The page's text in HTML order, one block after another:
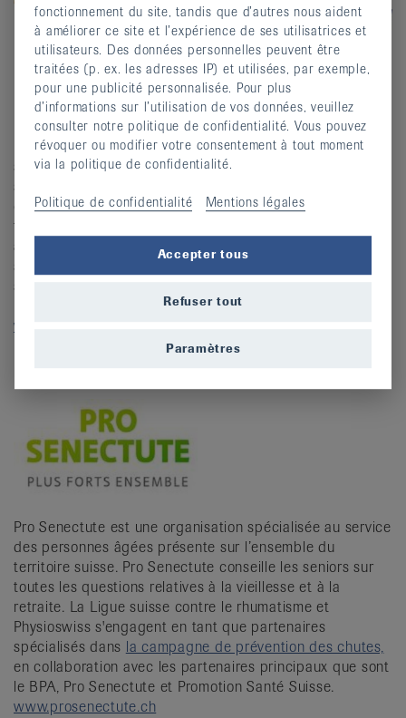
La physiothérapie améliore la qualité de vie des
patient·e·s et vise à éliminer les dysfonctionnements et
les douleurs physiques. Elle intervient dans le traitement,
la rééducation, la prévention, dans la promotion de la
santé et le traitement palliatif. Physioswiss, l’Association
suisse de physiothérapie, représente les intérêts de près
de 10°000 membres. Pour la population, elle oeuvre à
façonner l’avenir du système de santé, en collaboration
avec 16 associations cantonales et régionales. La Ligue
suisse contre le rhumatisme et Physioswiss se
soutiennent mutuellement à travers leurs activités et les
manifestations qu’elles organisent.
www.physioswiss.ch
Pro Senectute est une organisation spécialisée au service
des personnes âgées présente sur l’ensemble du
territoire suisse. Pro Senectute conseille les seniors sur
toutes les questions relatives à la vieillesse et à la
retraite. La Ligue suisse contre le rhumatisme et
Physioswiss s'engagent en tant que partenaires
spécialisés dans la campagne de prévention des chutes,
en collaboration avec les partenaires principaux que sont
le BPA, Pro Senectute et Promotion Santé Suisse.
www.prosenectute.ch
fonctionnement du site, tandis que d’autres nous aident
à améliorer ce site et l’expérience de ses utilisatrices et
utilisateurs. Des données personnelles peuvent être
traitées (p. ex. les adresses IP) et utilisées, par exemple,
pour une publicité personnalisée. Pour plus
d’informations sur l’utilisation de vos données, veuillez
consulter notre politique de confidentialité. Vous pouvez
révoquer ou modifier votre consentement à tout moment
via la politique de confidentialité.
Politique de confidentialité Mentions légales
Accepter tous
Refuser tout
Paramètres